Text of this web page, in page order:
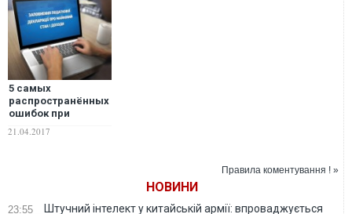
5 самых
распространённых
ошибок при
заполнении
электронной
21.04.2017
Правила коментування ! »
НОВИНИ
23:55
Штучний інтелект у китайській армії: впроваджується